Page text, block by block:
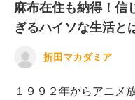
麻布在住も納得！信
ぎるハイソな生活と
折田マカダミア
１９９２年からアニメ